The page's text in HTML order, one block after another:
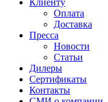
Клиенту
Оплата
Доставка
Пресса
Новости
Статьи
Дилеры
Сертификаты
Контакты